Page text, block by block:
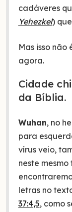
cadáveres
Yehezkel)
Mas isso não
agora.
Cidade
da Bíblia.
Wuhan, no
para
vírus veio,
neste mesmo
letras no
37:4,5, como